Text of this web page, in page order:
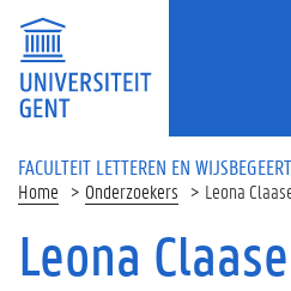
Overslaan en naar de inhoud gaan
FACULTEIT LETTEREN EN
Home Onderzoekers Leona
Leona